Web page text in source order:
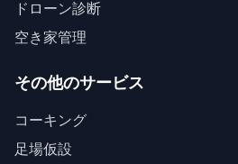
ドローン診断
空き家管理
その他のサービス
コーキング
足場仮設